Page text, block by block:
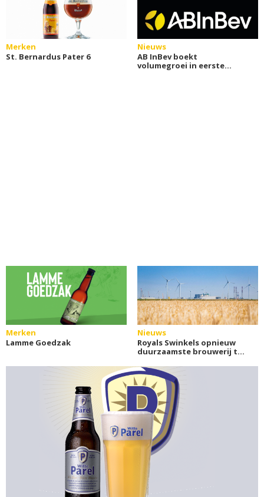
Merken
St. Bernardus Pater 6
Nieuws
AB InBev boekt
volumegroei in eerste
Merken
Lamme Goedzak
Nieuws
Royals Swinkels opnieuw
duurzaamste brouwerij ter